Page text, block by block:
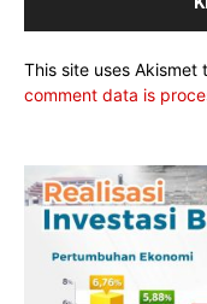
This site uses Akismet
comment data is